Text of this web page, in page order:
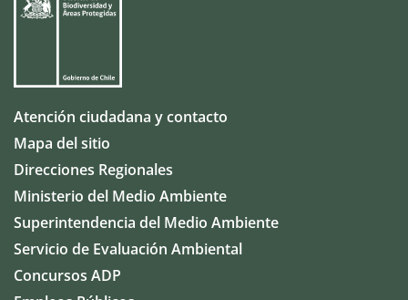
Atención ciudadana y contacto
Mapa del sitio
Direcciones Regionales
Ministerio del Medio Ambiente
Superintendencia del Medio Ambiente
Servicio de Evaluación Ambiental
Concursos ADP